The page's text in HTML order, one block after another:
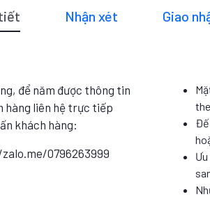
Nhận xét Giao
để năm được thông tin
hàng liên hệ trực tiếp
khách hàng:
0796263999